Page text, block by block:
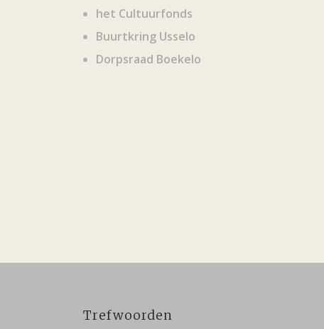
het Cultuurfonds
Buurtkring Usselo
Dorpsraad Boekelo
Trefwoorden